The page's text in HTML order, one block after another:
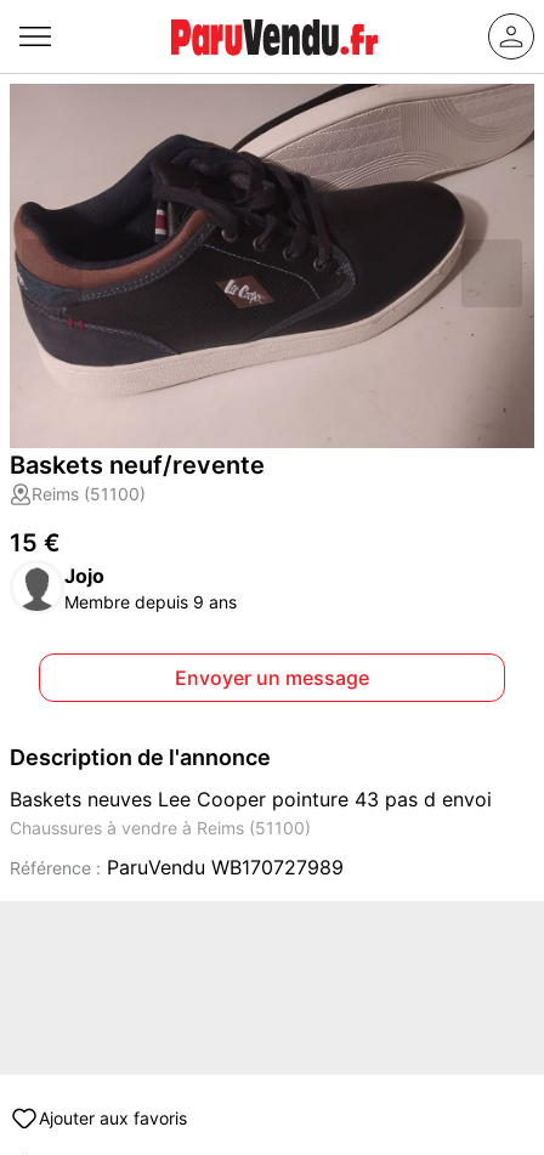
Baskets neuf/revente
Reims (51100)
15 €
Jojo
Membre depuis 9 ans
Envoyer un message
Description de l'annonce
Baskets neuves Lee Cooper pointure 43 pas d envoi
Chaussures à vendre à Reims (51100)
Référence : ParuVendu WB170727989
Ajouter aux favoris